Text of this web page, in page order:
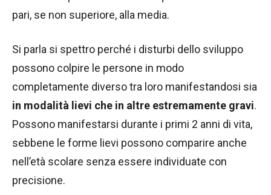
pari, se non superiore, alla media.
Si parla si spettro perché i disturbi dello sviluppo
possono colpire le persone in modo
completamente diverso tra loro manifestandosi sia
in modalità lievi che in altre estremamente gravi.
Possono manifestarsi durante i primi 2 anni di vita,
sebbene le forme lievi possono comparire anche
nell’età scolare senza essere individuate con
precisione.